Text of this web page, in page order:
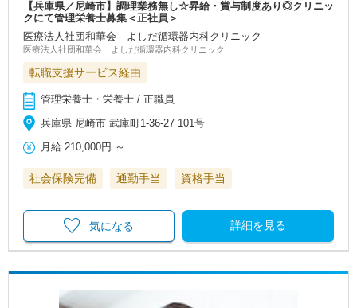
【兵庫県／尼崎市】調理業務無し☆昇給・賞与制度あり◎クリニッ
クにて管理栄養士募集＜正社員＞
医療法人社団和華会 よしだ循環器内科クリニック
医療法人社団和華会 よしだ循環器内科クリニック
転職支援サービス経由
管理栄養士・栄養士 / 正職員
兵庫県 尼崎市 武庫町1‐36‐27 101号
月給 210,000円 ～
社会保険完備 通勤手当 資格手当
詳細を見る
気になる